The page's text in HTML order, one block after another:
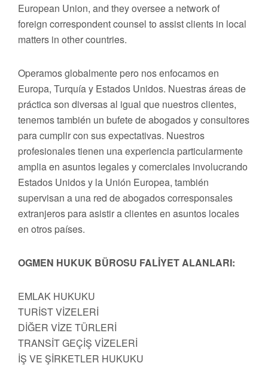
European Union, and they oversee a network of
foreign correspondent counsel to assist clients in local
matters in other countries.
Operamos globalmente pero nos enfocamos en
Europa, Turquía y Estados Unidos. Nuestras áreas de
práctica son diversas al igual que nuestros clientes,
tenemos también un bufete de abogados y consultores
para cumplir con sus expectativas. Nuestros
profesionales tienen una experiencia particularmente
amplia en asuntos legales y comerciales involucrando
Estados Unidos y la Unión Europea, también
supervisan a una red de abogados corresponsales
extranjeros para asistir a clientes en asuntos locales
en otros países.
OGMEN HUKUK BÜROSU FALİYET ALANLARI:
EMLAK HUKUKU
TURİST VİZELERİ
DİĞER VİZE TÜRLERİ
TRANSİT GEÇİŞ VİZELERİ
İŞ VE ŞİRKETLER HUKUKU